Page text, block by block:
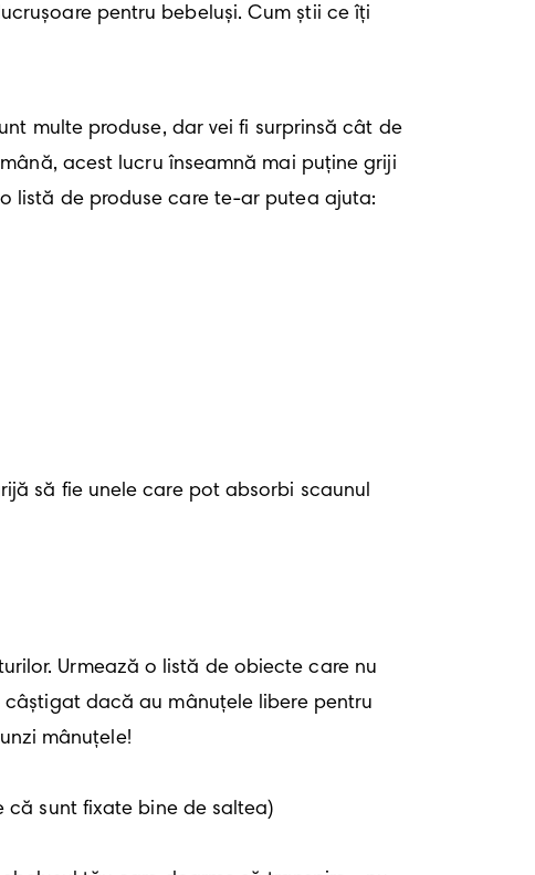
pentru bebeluși. Cum știi ce îți
multe produse, dar vei fi surprinsă cât de
acest lucru înseamnă mai puține griji
listă de produse care te-ar putea ajuta:
dacă au mânuțele libere pentru
mânuțele!